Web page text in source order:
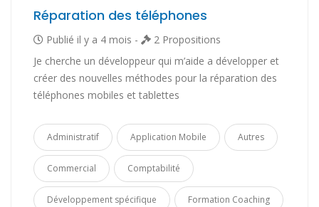
Réparation des téléphones
Publié il y a 4 mois -
2 Propositions
Je cherche un développeur qui m’aide a développer et
créer des nouvelles méthodes pour la réparation des
téléphones mobiles et tablettes
Administratif Application Mobile Autres
Commercial Comptabilité
Développement spécifique Formation Coaching